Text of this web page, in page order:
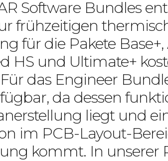
Software Bundles
frühzeitigen
für die Pakete
HS und Ultimate+
das Engineer
da dessen
liegt und
im PCB-Layout-
kommt. In unserer